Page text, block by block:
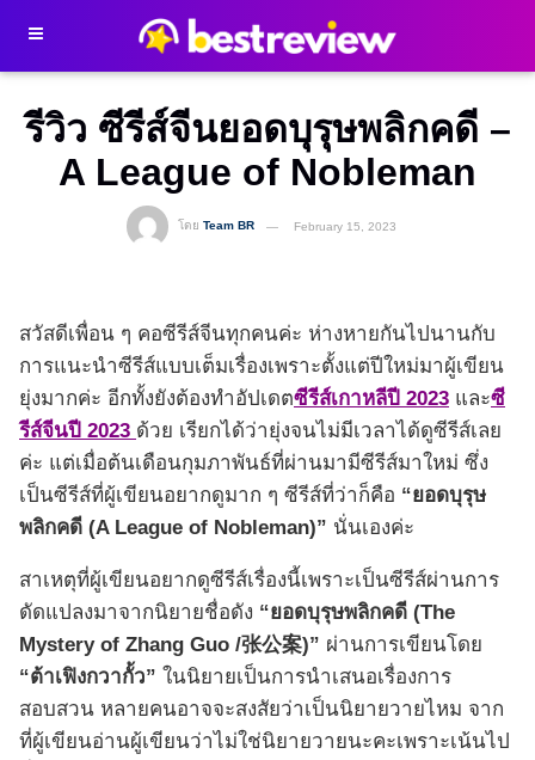
รีวิว ซีรีส์จีนยอดบุรุษพลิกคดี –
A League of Nobleman
โดย Team BR February 15, 2023
สวัสดีเพื่อน ๆ คอซีรีส์จีนทุกคนค่ะ ห่างหายกันไปนานกับ
การแนะนำซีรีส์แบบเต็มเรื่องเพราะตั้งแต่ปีใหม่มาผู้เขียน
ยุ่งมากค่ะ อีกทั้งยังต้องทำอัปเดตซีรีส์เกาหลีปี 2023 และซี
รีส์จีนปี 2023 ด้วย เรียกได้ว่ายุ่งจนไม่มีเวลาได้ดูซีรีส์เลย
ค่ะ แต่เมื่อต้นเดือนกุมภาพันธ์ที่ผ่านมามีซีรีส์มาใหม่ ซึ่ง
เป็นซีรีส์ที่ผู้เขียนอยากดูมาก ๆ ซีรีส์ที่ว่าก็คือ “ยอดบุรุษ
พลิกคดี (A League of Nobleman)” นั่นเองค่ะ
สาเหตุที่ผู้เขียนอยากดูซีรีส์เรื่องนี้เพราะเป็นซีรีส์ผ่านการ
ดัดแปลงมาจากนิยายชื่อดัง “ยอดบุรุษพลิกคดี (The
Mystery of Zhang Guo /张公案)” ผ่านการเขียนโดย
“ต้าเฟิงกวากั้ว” ในนิยายเป็นการนำเสนอเรื่องการ
สอบสวน หลายคนอาจจะสงสัยว่าเป็นนิยายวายไหม จาก
ที่ผู้เขียนอ่านผู้เขียนว่าไม่ใช่นิยายวายนะคะเพราะเน้นไป